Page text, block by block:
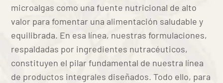
microalgas como una fuente nutricional de alto
valor para fomentar una alimentación saludable y
equilibrada. En esa línea, nuestras formulaciones,
respaldadas por ingredientes nutracéuticos,
constituyen el pilar fundamental de nuestra línea
de productos integrales diseñados. Todo ello, para